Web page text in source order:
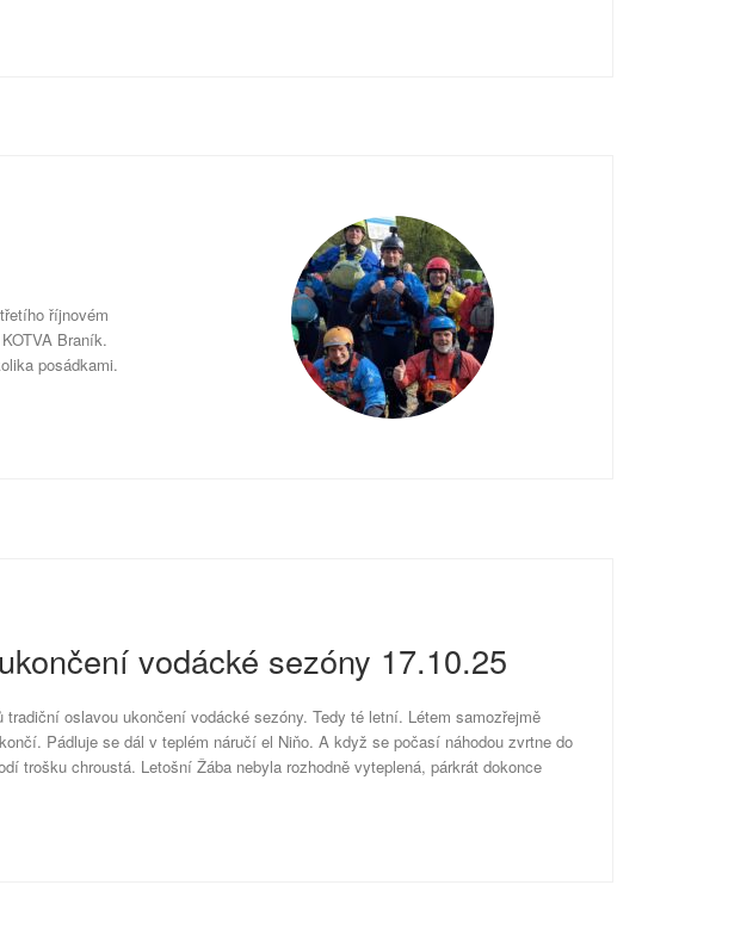
říjnovém
Braník.
posádkami.
vodácké sezóny 17.10.25
oslavou ukončení vodácké sezóny. Tedy té letní. Létem samozřejmě
Pádluje se dál v teplém náručí el Niňo. A když se počasí náhodou zvrtne do
trošku chroustá. Letošní Žába nebyla rozhodně vyteplená, párkrát dokonce